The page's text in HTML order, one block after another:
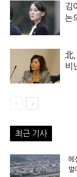
김
논
北,
비
최근 기사
혜
벌